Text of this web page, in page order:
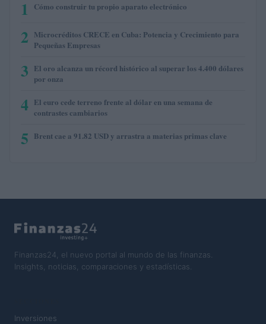
1 Cómo construir tu propio aparato electrónico
2 Microcréditos CRECE en Cuba: Potencia y Crecimiento para
Pequeñas Empresas
3 El oro alcanza un récord histórico al superar los 4.400 dólares
por onza
4 El euro cede terreno frente al dólar en una semana de
contrastes cambiarios
5 Brent cae a 91.82 USD y arrastra a materias primas clave
Finanzas24, el nuevo portal al mundo de las finanzas.
Insights, noticias, comparaciones y estadísticas.
Inversiones